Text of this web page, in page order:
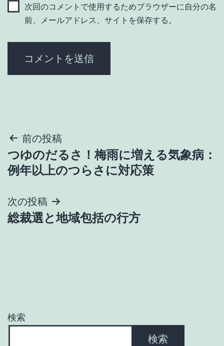
次回のコメントで使用するためブラウザーに自分の名
前、メールアドレス、サイトを保存する。
投
稿
ビ
ン
前の投稿
つゆのだるさ！梅雨に増える気象病：
例年以上のつらさに対応策
次の投稿
総裁選と地域包括の行方
検索
検索